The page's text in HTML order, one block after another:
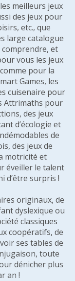
meilleurs jeux
des jeux pour
etc., que
large catalogue
comprendre, et
vous les jeux
pour la
Games, les
cuisenaire pour
Attrimaths pour
des jeux
d’écologie et
de
des jeux de
motricité et
éveiller le talent
d’être surpris !
originaux, de
dyslexique ou
classiques
coopératifs, de
ses tables de
toute
dénicher plus
an !